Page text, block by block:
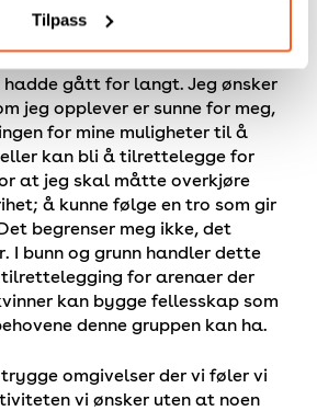
Tilpass
meg ut av miljøer flere ganger
gått for langt. Jeg ønsker
jeg opplever er sunne for meg,
for mine muligheter til å
kan bli å tilrettelegge for
at jeg skal måtte overkjøre
å kunne følge en tro som gir
begrenser meg ikke, det
I bunn og grunn handler dette
for arenaer der
kan bygge fellesskap som
denne gruppen kan ha.
omgivelser der vi føler vi
vi ønsker uten at noen